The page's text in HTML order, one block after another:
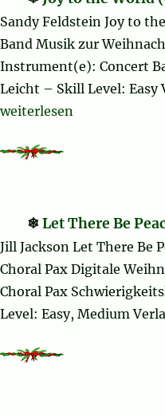
Sandy Feldstein Joy to
Band Musik zur
Instrument(e): Concert
Leicht – Skill Level: Easy
„Joy to the World
weiterlesen
Let There Be
Jill Jackson Let There Be
Choral Pax Digitale
Choral Pax
Level: Easy, Medium